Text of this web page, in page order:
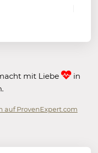
mit Liebe
in
ProvenExpert.com